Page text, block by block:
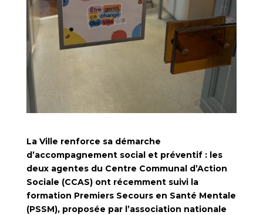
La Ville renforce sa démarche
d’accompagnement social et préventif : les
deux agentes du Centre Communal d’Action
Sociale (CCAS) ont récemment suivi la
formation Premiers Secours en Santé Mentale
(PSSM), proposée par l’association nationale